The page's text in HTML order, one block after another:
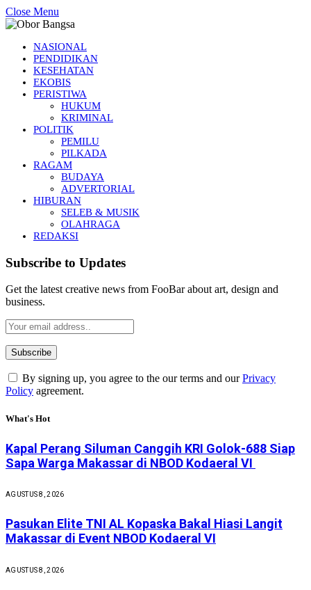
Close Menu
NASIONAL
PENDIDIKAN
KESEHATAN
EKOBIS
PERISTIWA
HUKUM
KRIMINAL
POLITIK
PEMILU
PILKADA
RAGAM
BUDAYA
ADVERTORIAL
HIBURAN
SELEB & MUSIK
OLAHRAGA
REDAKSI
Subscribe to Updates
Get the latest creative news from FooBar about art, design and
business.
By signing up, you agree to the our terms and ourPrivacy
Policy agreement.
What's Hot
Kapal Perang Siluman Canggih KRI Golok-688 Siap
Sapa Warga Makassar di NBOD Kodaeral VI
AGUSTUS 8, 2026
Pasukan Elite TNI AL Kopaska Bakal Hiasi Langit
Makassar di Event NBOD Kodaeral VI
AGUSTUS 8, 2026